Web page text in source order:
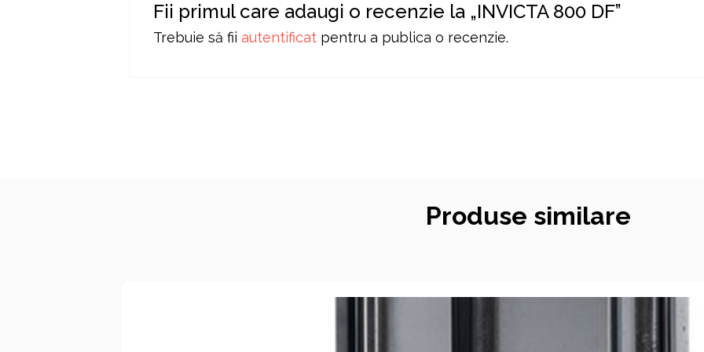
Fii primul care adaugi o recenzie la „INVICTA 800 DF”
Trebuie să fiiautentificat pentru a publica o recenzie.
Produse similare